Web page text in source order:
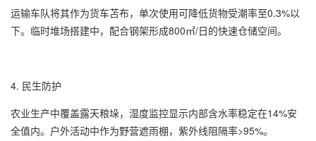
运输车队将其作为货车苫布，单次使用可降低货物受潮率至0.3%以
下。临时堆场搭建中，配合钢架形成800㎡/日的快速仓储空间。
4. 民生防护
农业生产中覆盖露天粮垛，湿度监控显示内部含水率稳定在14%安
全值内。户外活动中作为野营遮雨棚，紫外线阻隔率>95%。